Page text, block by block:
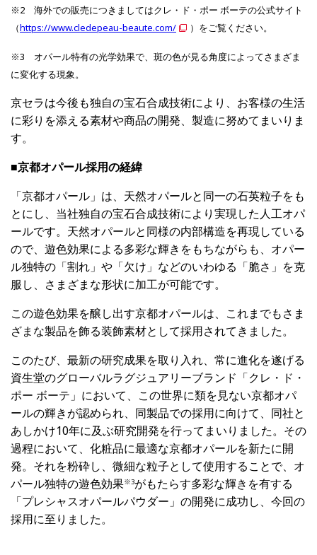
※2 海外での販売につきましてはクレ・ド・ポー ボーテの公式サイト
（https://www.cledepeau-beaute.com/ ）をご覧ください。
※3 オパール特有の光学効果で、斑の色が見る角度によってさまざま
に変化する現象。
京セラは今後も独自の宝石合成技術により、お客様の生活
に彩りを添える素材や商品の開発、製造に努めてまいりま
す。
■京都オパール採用の経緯
「京都オパール」は、天然オパールと同一の石英粒子をも
とにし、当社独自の宝石合成技術により実現した人工オパ
ールです。天然オパールと同様の内部構造を再現している
ので、遊色効果による多彩な輝きをもちながらも、オパー
ル独特の「割れ」や「欠け」などのいわゆる「脆さ」を克
服し、さまざまな形状に加工が可能です。
この遊色効果を醸し出す京都オパールは、これまでもさま
ざまな製品を飾る装飾素材として採用されてきました。
このたび、最新の研究成果を取り入れ、常に進化を遂げる
資生堂のグローバルラグジュアリーブランド「クレ・ド・
ポー ボーテ」において、この世界に類を見ない京都オパ
ールの輝きが認められ、同製品での採用に向けて、同社と
あしかけ10年に及ぶ研究開発を行ってまいりました。その
過程において、化粧品に最適な京都オパールを新たに開
発。それを粉砕し、微細な粒子として使用することで、オ
パール独特の遊色効果※3がもたらす多彩な輝きを有する
「プレシャスオパールパウダー」の開発に成功し、今回の
採用に至りました。